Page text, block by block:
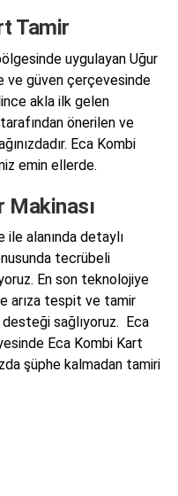
Tamir
uygulayan Uğur
ve güven çerçevesinde
akla ilk gelen
önerilen ve
Eca Kombi
emin ellerde.
Makinası
ile alanında detaylı
tecrübeli
En son teknolojiye
arıza tespit ve tamir
desteği sağlıyoruz. Eca
Eca Kombi Kart
şüphe kalmadan tamiri